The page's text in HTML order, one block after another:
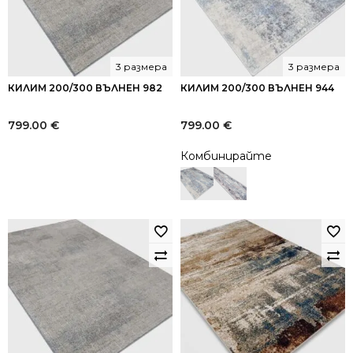
КИЛИМ 200/300 ВЪЛНЕН 982
3 размера
799.00 €
КИЛИМ 200/300 ВЪЛНЕН 944
3 размера
799.00 €
Комбинирайте